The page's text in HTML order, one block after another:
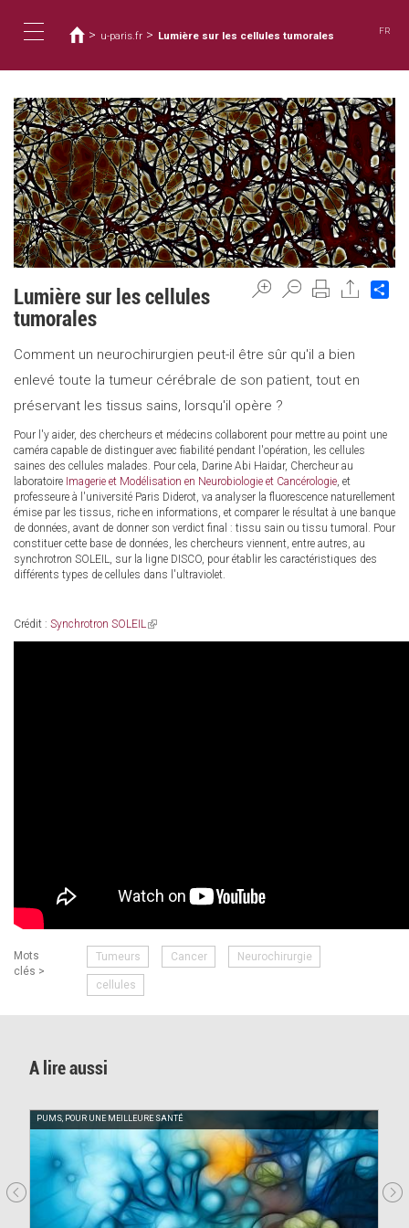
容
navigation
在
這
裡
> u-paris.fr > Lumière sur les cellules tumorales FR
Lumière sur les cellules
tumorales
Comment un neurochirurgien peut-il être sûr qu'il a bien
enlevé toute la tumeur cérébrale de son patient, tout en
préservant les tissus sains, lorsqu'il opère ?
Pour l'y aider, des chercheurs et médecins collaborent pour mettre au point une
caméra capable de distinguer avec fiabilité pendant l'opération, les cellules
saines des cellules malades. Pour cela, Darine Abi Haidar, Chercheur au
laboratoire Imagerie et Modélisation en Neurobiologie et Cancérologie, et
professeure à l'université Paris Diderot, va analyser la fluorescence naturellement
émise par les tissus, riche en informations, et comparer le résultat à une banque
de données, avant de donner son verdict final : tissu sain ou tissu tumoral. Pour
constituer cette base de données, les chercheurs viennent, entre autres, au
synchrotron SOLEIL, sur la ligne DISCO, pour établir les caractéristiques des
différents types de cellules dans l'ultraviolet.
Crédit : Synchrotron SOLEIL(link
is
Mots
clés >
Tumeurs Cancer Neurochirurgie
cellules
A lire aussi
PUMS, POUR UNE MEILLEURE SANTÉ